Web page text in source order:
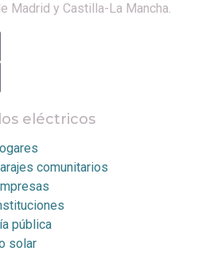
Madrid y Castilla-La Mancha.
eléctricos
comunitarios
pública
solar